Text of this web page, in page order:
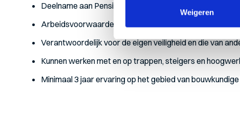
Weigeren
Deelname aan Pensioenfonds PMT.
Arbeidsvoorwaarden volgens de CAO Metaal &
Verantwoordelijk voor de eigen veiligheid en die van
Kunnen werken met en op trappen, steigers en
Minimaal 3 jaar ervaring op het gebied van